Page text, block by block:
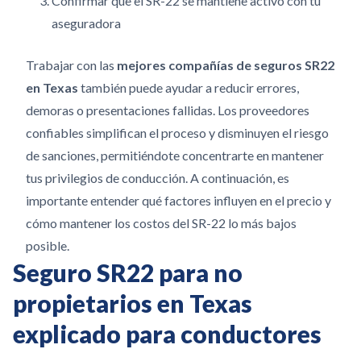
aseguradora
Trabajar con las mejores compañías de seguros SR22
en Texas también puede ayudar a reducir errores,
demoras o presentaciones fallidas. Los proveedores
confiables simplifican el proceso y disminuyen el riesgo
de sanciones, permitiéndote concentrarte en mantener
tus privilegios de conducción. A continuación, es
importante entender qué factores influyen en el precio y
cómo mantener los costos del SR-22 lo más bajos
posible.
Seguro SR22 para no
propietarios en Texas
explicado para conductores